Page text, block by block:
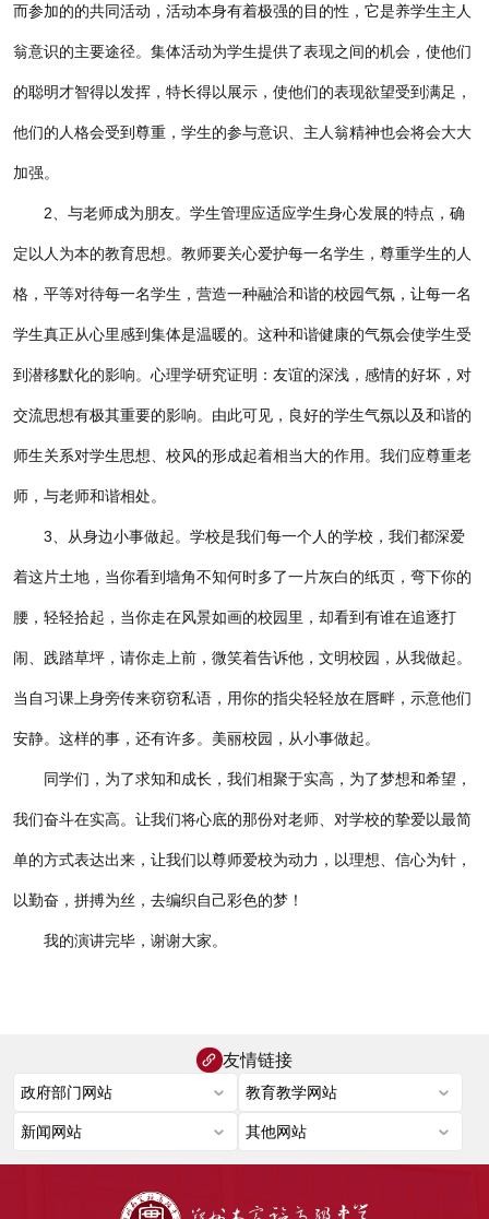
而参加的的共同活动，活动本身有着极强的目的性，它是养学生主人
翁意识的主要途径。集体活动为学生提供了表现之间的机会，使他们
的聪明才智得以发挥，特长得以展示，使他们的表现欲望受到满足，
他们的人格会受到尊重，学生的参与意识、主人翁精神也会将会大大
加强。
2 、与老师成为朋友。学生管理应适应学生身心发展的特点，确
定以人为本的教育思想。教师要关心爱护每一名学生，尊重学生的人
格，平等对待每一名学生，营造一种融洽和谐的校园气氛，让每一名
学生真正从心里感到集体是温暖的。这种和谐健康的气氛会使学生受
到潜移默化的影响。心理学研究证明：友谊的深浅，感情的好坏，对
交流思想有极其重要的影响。由此可见，良好的学生气氛以及和谐的
师生关系对学生思想、校风的形成起着相当大的作用。我们应尊重老
师，与老师和谐相处。
3 、从身边小事做起。学校是我们每一个人的学校，我们都深爱
着这片土地，当你看到墙角不知何时多了一片灰白的纸页，弯下你的
腰，轻轻拾起，当你走在风景如画的校园里，却看到有谁在追逐打
闹、践踏草坪，请你走上前，微笑着告诉他，文明校园，从我做起。
当自习课上身旁传来窃窃私语，用你的指尖轻轻放在唇畔，示意他们
安静。这样的事，还有许多。美丽校园，从小事做起。
同学们，为了求知和成长，我们相聚于实高，为了梦想和希望，
我们奋斗在实高。让我们将心底的那份对老师、对学校的挚爱以最简
单的方式表达出来，让我们以尊师爱校为动力，以理想、信心为针，
以勤奋，拼搏为丝，去编织自己彩色的梦！
我的演讲完毕，谢谢大家。
友情链接